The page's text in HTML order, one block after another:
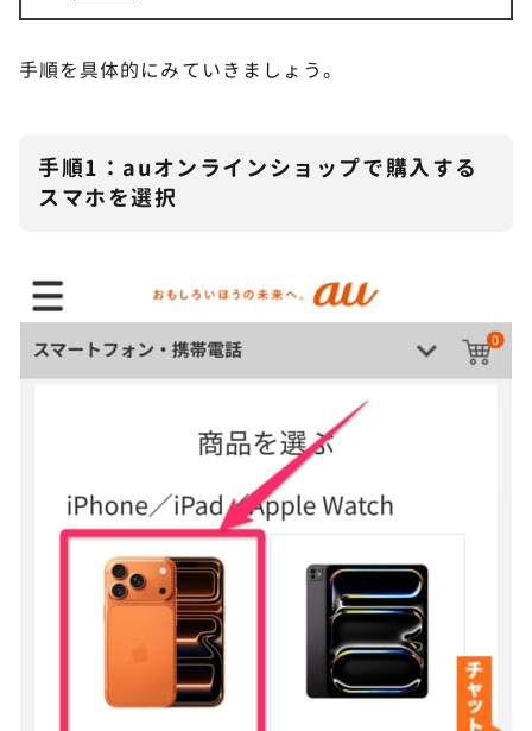
手順を具体的にみていきましょう。
手順1：auオンラインショップで購入する
スマホを選択